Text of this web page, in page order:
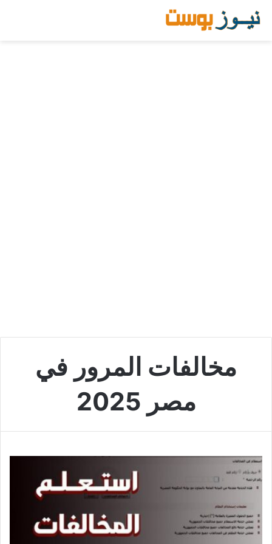
مخالفات المرور في
مصر 2025